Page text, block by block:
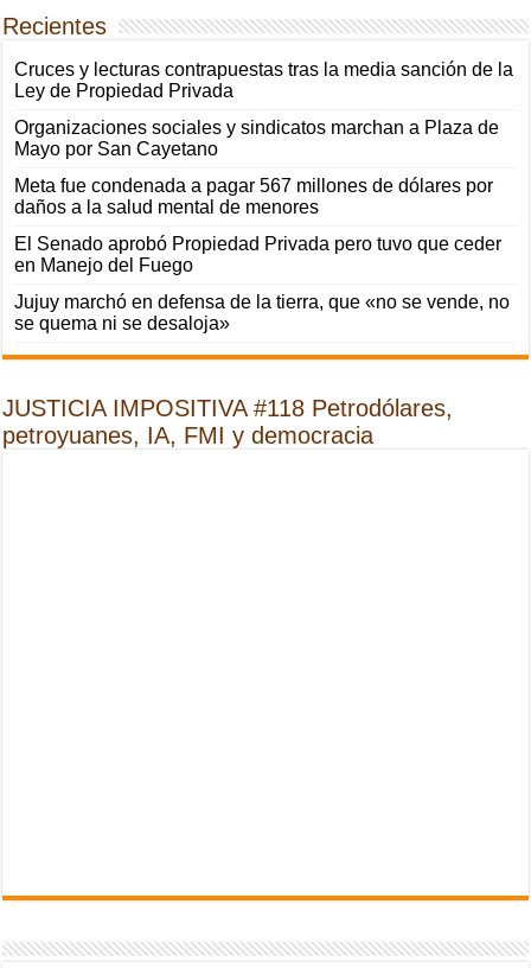
Recientes
Cruces y lecturas contrapuestas tras la media sanción de la
Ley de Propiedad Privada
Organizaciones sociales y sindicatos marchan a Plaza de
Mayo por San Cayetano
Meta fue condenada a pagar 567 millones de dólares por
daños a la salud mental de menores
El Senado aprobó Propiedad Privada pero tuvo que ceder
en Manejo del Fuego
Jujuy marchó en defensa de la tierra, que «no se vende, no
se quema ni se desaloja»
JUSTICIA IMPOSITIVA #118 Petrodólares,
petroyuanes, IA, FMI y democracia